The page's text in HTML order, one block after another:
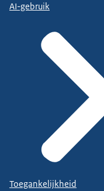
AI-gebruik
Toegankelijkheid